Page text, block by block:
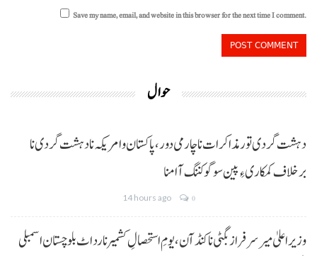
Save my name, email, and website in this browser for the next time I comment.
حوال
دہشت گردی تور مذاکرات نا چارمی دور،پاکستان و امریکہ نا دہشت گردی نا
برخلاف کمکاری ءِ پین سوگو کننگ آ امنا
14 hours ago 0
وزیراعلیٰ میر سرفراز بگٹی نا کنڈ آن،یومِ استحصالِ کشمیر نا رد اٹ بلوچستان اسمبلی